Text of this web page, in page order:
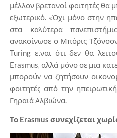
μέλλον βρετανοί φοιτητές
εξωτερικό. «Όχι μόνο στην
στα καλύτερα
ανακοίνωσε ο Μπόρις
Turing είναι ότι δεν θα
Erasmus, αλλά μόνο σε μια
μπορούν να ζητήσουν
φοιτητές από την
Γηραιά Αλβιώνα.
Το Erasmus συνεχίζεται